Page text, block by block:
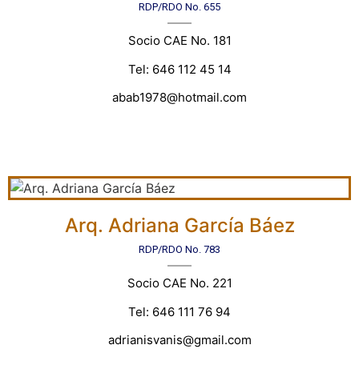
RDP/RDO No. 655
Socio CAE No. 181
Tel: 646 112 45 14
abab1978@hotmail.com
Arq. Adriana García Báez
RDP/RDO No. 783
Socio CAE No. 221
Tel: 646 111 76 94
adrianisvanis@gmail.com